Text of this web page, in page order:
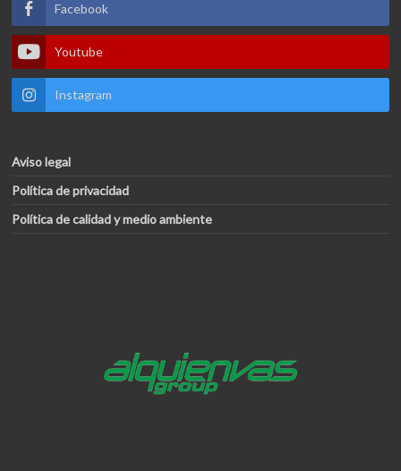
Facebook
Youtube
Instagram
Aviso legal
Política de privacidad
Política de calidad y medio ambiente